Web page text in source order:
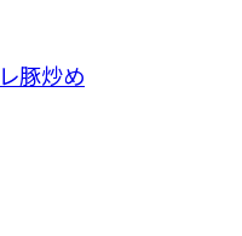
豚炒め